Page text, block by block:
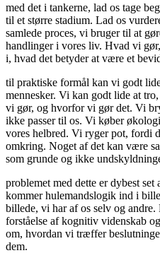
med det i tankerne, lad os tage
til et større stadium. Lad os
samlede proces, vi bruger til at
handlinger i vores liv. Hvad vi
i, hvad det betyder at være et
til praktiske formål kan vi godt
mennesker. Vi kan godt lide at
vi gør, og hvorfor vi gør det. Vi
ikke passer til os. Vi køber
vores helbred. Vi ryger pot, fordi
omkring. Noget af det kan være
som grunde og ikke
problemet med dette er dybest
kommer hulemandslogik ind i
billede, vi har af os selv og andre.
forståelse af kognitiv videnskab
om, hvordan vi træffer
dem.